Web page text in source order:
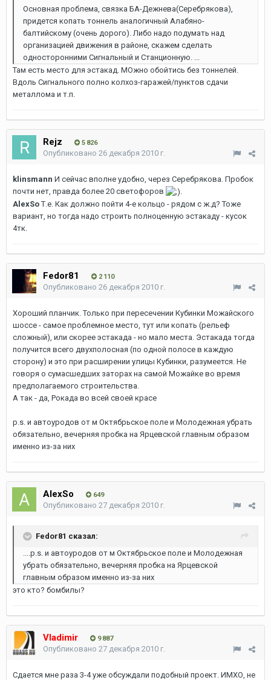
Основная проблема, связка БА-Дежнева(Серебрякова),
придется копать тоннель аналогичный Алабяно-
балтийскому (очень дорого). Либо надо подумать над
организацией движения в районе, скажем сделать
односторонними Сигнальный и Станционную. ...
Там есть место для эстакад. МОжно обойтись без тоннелей.
Вдоль Сигнального полно колхоз-гаражей/пунктов сдачи
металлома и т.п.
Rejz 5 826
Опубликовано 26 декабря 2010 г.
klinsmann И сейчас вполне удобно, через Серебрякова. Пробок
почти нет, правда более 20 светофоров
.
AlexSoТ.е. Как должно пойти 4-е кольцо - рядом с ж.д? Тоже
вариант, но тогда надо строить полноценную эстакаду - кусок
4тк.
Fedor81 2 110
Опубликовано 26 декабря 2010 г.
Хороший планчик. Только при пересечении Кубинки Можайского
шоссе - самое проблемное место, тут или копать (рельеф
сложный), или скорее эстакада - но мало места. Эстакада тогда
получится всего двухполосная (по одной полосе в каждую
сторону) и это при расширении улицы Кубинки, разумеется. Не
говоря о сумасшедших заторах на самой Можайке во время
предполагаемого строительства.
А так - да, Рокада во всей своей красе
p.s. и автоуродов от м Октябрьское поле и Молодежная убрать
обязательно, вечерняя пробка на Ярцевской главным образом
именно из-за них
AlexSo 649
Опубликовано 27 декабря 2010 г.
Fedor81 сказал:
....p.s. и автоуродов от м Октябрьское поле и Молодежная
убрать обязательно, вечерняя пробка на Ярцевской
главным образом именно из-за них
это кто? бомбилы?
Vladimir 9 887
Опубликовано 27 декабря 2010 г.
Сдается мне раза 3-4 уже обсуждали подобный проект. ИМХО, не